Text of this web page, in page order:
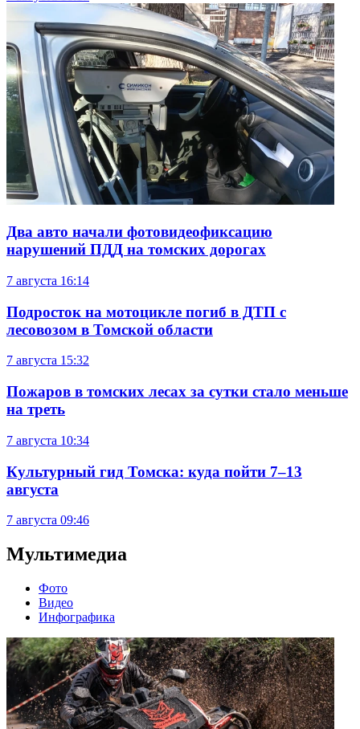
Два авто начали фотовидеофиксацию
нарушений ПДД на томских дорогах
7 августа 16:14
Подросток на мотоцикле погиб в ДТП с
лесовозом в Томской области
7 августа 15:32
Пожаров в томских лесах за сутки стало меньше
на треть
7 августа 10:34
Культурный гид Томска: куда пойти 7–13
августа
7 августа 09:46
Мультимедиа
Фото
Видео
Инфографика